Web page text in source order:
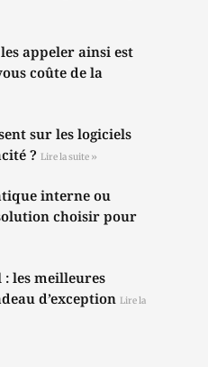
appeler ainsi est
coûte de la
sur les logiciels
? Lire la suite »
interne ou
choisir pour
les meilleures
d’exception Lire la